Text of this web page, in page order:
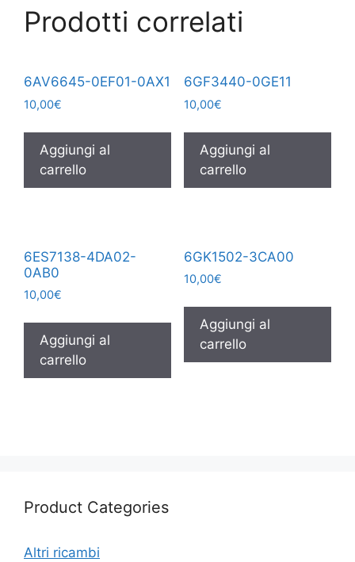
Prodotti correlati
6AV6645-0EF01-0AX1
10,00€
Aggiungi al
carrello
6GF3440-0GE11
10,00€
Aggiungi al
carrello
6ES7138-4DA02-
0AB0
10,00€
Aggiungi al
carrello
6GK1502-3CA00
10,00€
Aggiungi al
carrello
Product Categories
Altri ricambi